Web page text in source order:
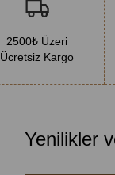
2500₺ Üzeri
Ücretsiz Kargo
Yenilikler